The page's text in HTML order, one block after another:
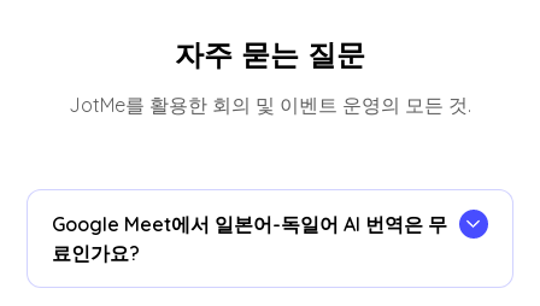
자주 묻는 질문
JotMe를 활용한 회의 및 이벤트 운영의 모든 것.
Google Meet에서 일본어-독일어 AI 번역은 무
료인가요?